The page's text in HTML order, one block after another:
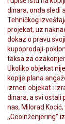
dinara, onda sledi
Tehničkog
projekat, uz
dokaz o pravu
kupoprodaji-
taksa za
Ukoliko objekat
kopije plana
izmeri objekat i
dinara, a svi ostali
nas, Milorad
,,Geoinženjering“